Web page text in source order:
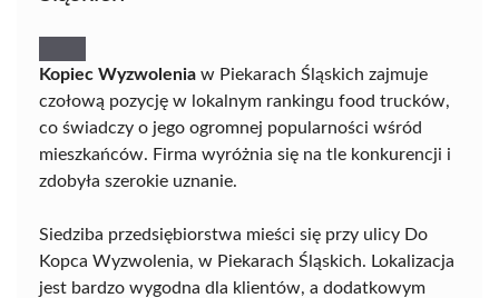
Kopiec Wyzwolenia w Piekarach Śląskich zajmuje
czołową pozycję w lokalnym rankingu food trucków,
co świadczy o jego ogromnej popularności wśród
mieszkańców. Firma wyróżnia się na tle konkurencji i
zdobyła szerokie uznanie.
Siedziba przedsiębiorstwa mieści się przy ulicy Do
Kopca Wyzwolenia, w Piekarach Śląskich. Lokalizacja
jest bardzo wygodna dla klientów, a dodatkowym